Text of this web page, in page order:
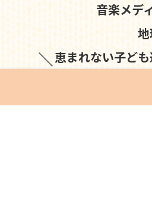
音楽メデ
恵まれない子ど